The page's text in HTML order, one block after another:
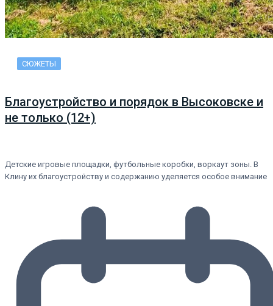
СЮЖЕТЫ
Благоустройство и порядок в Высоковске и
не только (12+)
Детские игровые площадки, футбольные коробки, воркаут зоны. В
Клину их благоустройству и содержанию уделяется особое внимание